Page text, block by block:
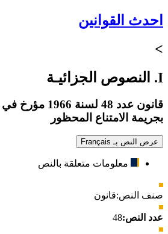
احدث القوانين
>
I. النصوص الجزائيـة
بجريمة الامتناع المحظور
عرض النص بـ Français
معلومات متعلقة بالنص
صنف النص:قانون
عدد النص:48